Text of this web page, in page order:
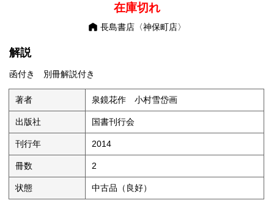
在庫切れ
長島書店〈神保町店〉
解説
函付き 別冊解説付き
著者 泉鏡花作 小村雪岱画
出版社 国書刊行会
刊行年 2014
冊数 2
状態 中古品（良好）